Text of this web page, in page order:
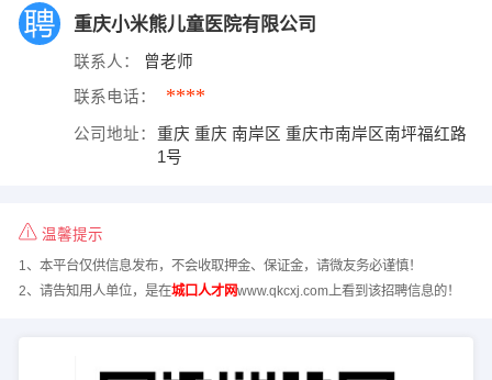
重庆小米熊儿童医院有限公司
联系人： 曾老师
联系电话： ****
公司地址：
重庆 重庆 南岸区 重庆市南岸区南坪福红路
1号
温馨提示
1、本平台仅供信息发布，不会收取押金、保证金，请微友务必谨慎！
2、请告知用人单位，是在城口人才网www.qkcxj.com上看到该招聘信息的！